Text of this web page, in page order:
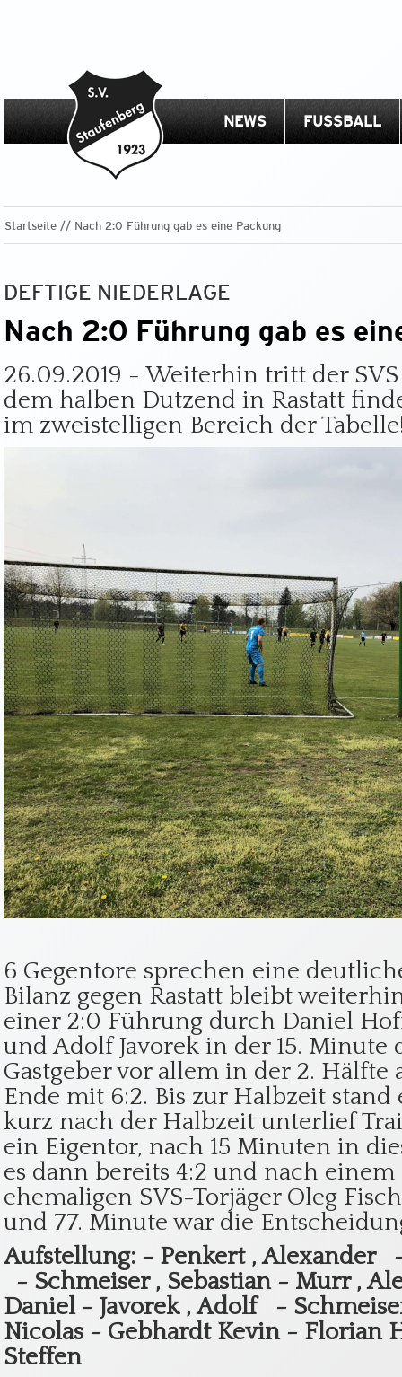
NEWS FUSSBALL
Startseite Nach 2:0 Führung gab es eine Packung
DEFTIGE NIEDERLAGE
Nach 2:0 Führung gab es
26.09.2019 - Weiterhin tritt der
dem halben Dutzend in Rastatt
im zweistelligen Bereich der
6 Gegentore sprechen eine
Bilanz gegen Rastatt bleibt
einer 2:0 Führung durch Daniel
und Adolf Javorek in der 15. Minute
Gastgeber vor allem in der 2. Hälfte
Ende mit 6:2. Bis zur Halbzeit stand
kurz nach der Halbzeit unterlief
ein Eigentor, nach 15 Minuten in
es dann bereits 4:2 und nach
ehemaligen SVS-Torjäger Oleg
und 77. Minute war die
Aufstellung: - Penkert , Alexander
- Schmeiser , Sebastian - Murr ,
Daniel - Javorek , Adolf -
Nicolas - Gebhardt Kevin - Florian
Steffen